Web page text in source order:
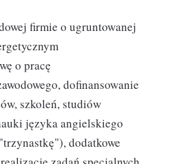
firmie o ugruntowanej
o pracę
dofinansowanie
szkoleń, studiów
języka angielskiego
dodatkowe